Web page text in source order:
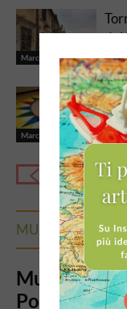
Marche
dei
Marche
Il
a
MUSEI PER
Museo
Popolari –